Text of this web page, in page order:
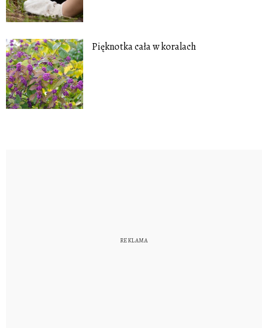
Pięknotka cała w koralach